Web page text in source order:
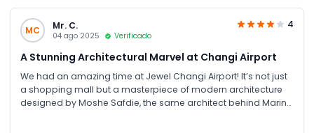
multiple attractions. Whether you visit during the day or at
night, the place is just amazing!
MC
Mr. C.
04 ago 2025 Verificado
4
A Stunning Architectural Marvel at Changi Airport
We had an amazing time at Jewel Changi Airport! It’s not just
a shopping mall but a masterpiece of modern architecture
designed by Moshe Safdie, the same architect behind Marina